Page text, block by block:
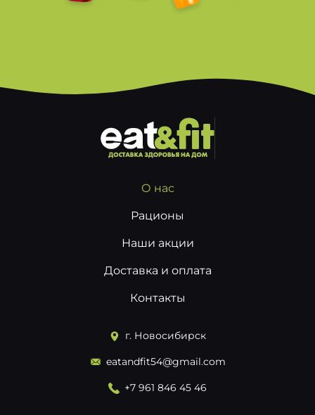
О нас
Рационы
Наши акции
Доставка и оплата
Контакты
г. Новосибирск
eatandfit54@gmail.com
+7 961 846 45 46